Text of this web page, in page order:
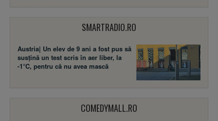
SMARTRADIO.RO
Austria| Un elev de 9 ani a fost pus să
susţină un test scris în aer liber, la
-1°C, pentru că nu avea mască
COMEDYMALL.RO